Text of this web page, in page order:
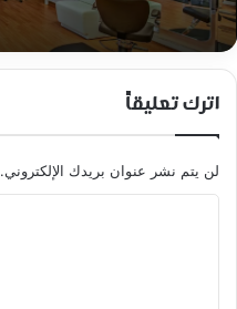
اترك تعليقاً
لن يتم نشر عنوان بريدك الإلكتروني.